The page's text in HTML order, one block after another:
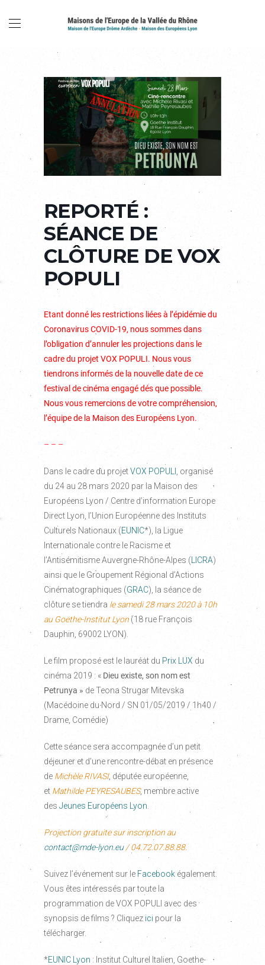
REPORTÉ :
SÉANCE DE
CLÔTURE DE VOX
POPULI
Etant donné les restrictions liées à l’épidémie du
Coronavirus COVID-19, nous sommes dans
l’obligation d’annuler les projections dans le
cadre du projet VOX POPULI. Nous vous
tiendrons informés de la nouvelle date de ce
festival de cinéma engagé dés que possible.
Nous vous remercions de votre compréhension,
l’équipe de la Maison des Européens Lyon.
– – –
Dans le cadre du projetVOX POPULI
, organisé
du 24 au 28 mars 2020 par la Maison des
Européens Lyon / Centre d’information Europe
Direct Lyon, l’Union Européenne des Instituts
Culturels Nationaux (EUNIC*), la Ligue
Internationale contre le Racisme et
l’Antisémitisme Auvergne-Rhône-Alpes ( LICRA)
ainsi que le Groupement Régional d’Actions
Cinématographiques (GRAC), la séance de
clôture se tiendra le samedi 28 mars 2020 à 10h
au Goethe-Institut Lyon (18 rue François
Dauphin, 69002 LYON).
Le film proposé est le lauréat du Prix LUX du
cinéma 2019 : « Dieu existe, son nom est
Petrunya » de Teona Strugar Mitevska
(Macédoine du Nord / SN 01/05/2019 / 1h40 /
Drame, Comédie)
Cette séance sera accompagnée d’un petit
déjeuner et d’une rencontre-débat en présence
de Michèle RIVASI, députée européenne,
et Mathilde PEYRESAUBES, membre active
des Jeunes Européens Lyon
Projection gratuite sur inscription au
contact@mde-lyon.eu/ 04.72.07.88.88.
Suivez l’événement sur le Facebook également.
Vous êtes intéressés par toute la
programmation de VOX POPULI avec des
synopsis de films ? Cliquez ici pour la
télécharger.
*EUNIC Lyon : Institut Culturel Italien, Goethe-